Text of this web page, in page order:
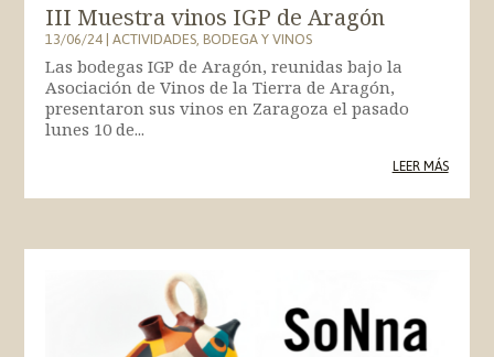
III Muestra vinos IGP de Aragón
13/06/24|ACTIVIDADES,BODEGA Y VINOS
Las bodegas IGP de Aragón, reunidas bajo la
Asociación de Vinos de la Tierra de Aragón,
presentaron sus vinos en Zaragoza el pasado
lunes 10 de...
LEER MÁS